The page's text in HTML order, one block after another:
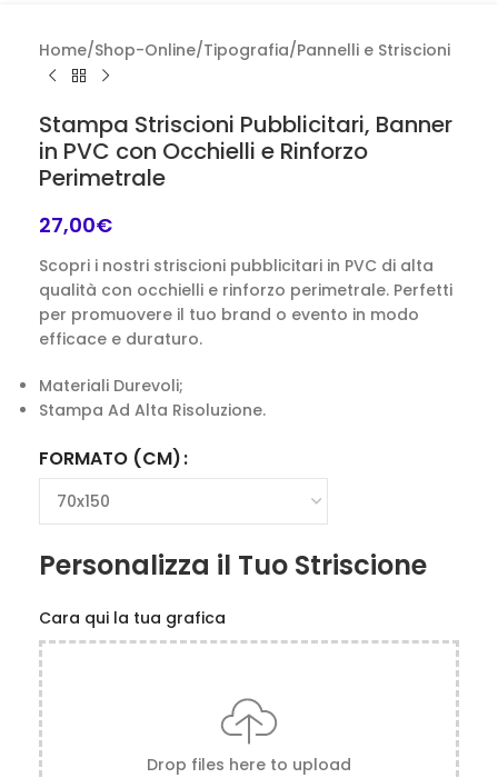
Home/Shop-Online/Tipografia/Pannelli e Striscioni
Stampa Striscioni Pubblicitari, Banner
in PVC con Occhielli e Rinforzo
Perimetrale
27,00€
Scopri i nostri striscioni pubblicitari in PVC di alta
qualità con occhielli e rinforzo perimetrale. Perfetti
per promuovere il tuo brand o evento in modo
efficace e duraturo.
Materiali Durevoli;
Stampa Ad Alta Risoluzione.
FORMATO (CM)
Personalizza il Tuo Striscione
Cara qui la tua grafica
Drop files here to upload